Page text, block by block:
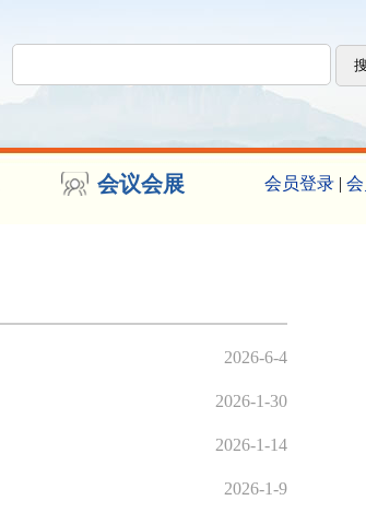
会议会展 会员登录 |
2026-6-4
2026-1-30
2026-1-14
2026-1-9